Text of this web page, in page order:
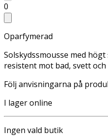
0
Oparfymerad
Solskydssmousse med högt
resistent mot bad, svett
Följ anvisningarna på
I lager online
Ingen vald butik